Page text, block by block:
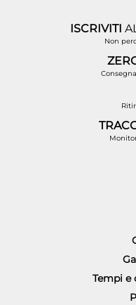
ISCRIVITI
Non
Tempi e